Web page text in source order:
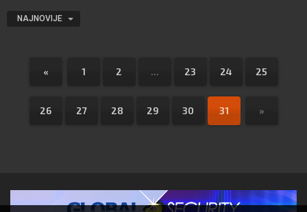
NAJNOVIJE
« 1 2 ... 23 24 25
26 27 28 29 30 31 »